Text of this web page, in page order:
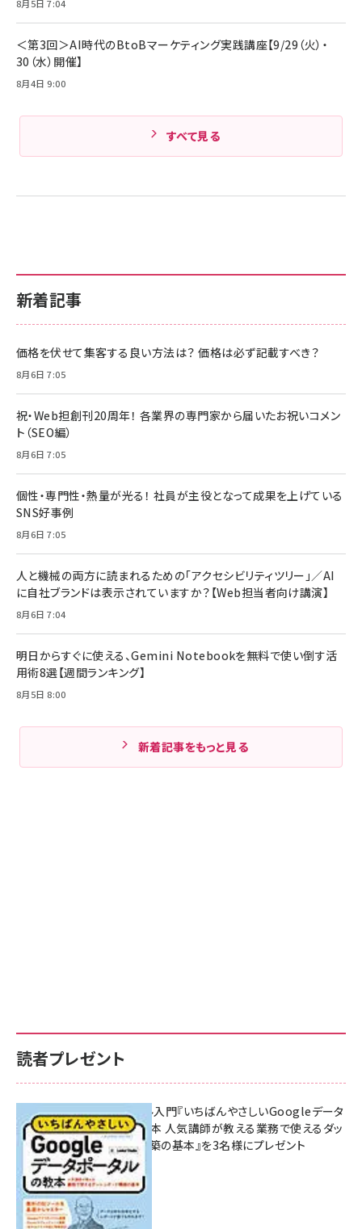
新着記事
価格を伏せて集客する良い方法は？ 価格は必ず記載すべき？
8月6日 7:05
祝・Web担創刊20周年！ 各業界の専門家から届いたお祝いコメン
ト（SEO編）
8月6日 7:05
個性・専門性・熱量が光る！ 社員が主役となって成果を上げている
SNS好事例
8月6日 7:05
人と機械の両方に読まれるための「アクセシビリティツリー」／AI
に自社ブランドは表示されていますか？【Web担当者向け講演】
8月6日 7:04
明日からすぐに使える、Gemini Notebookを無料で使い倒す活
用術8選【週間ランキング】
8月5日 8:00
新着記事をもっと見る
読者プレゼント
無料BIツール入門『いちばんやさしいGoogleデータ
ポータルの教本 人気講師が教える業務で使えるダッ
シュボード構築の基本』を3名様にプレゼント
7月31日 10:00
8月5日 7:04
＜第3回＞AI時代のBtoBマーケティング実践講座【9/29（火）・
30（水）開催】
8月4日 9:00
すべて見る